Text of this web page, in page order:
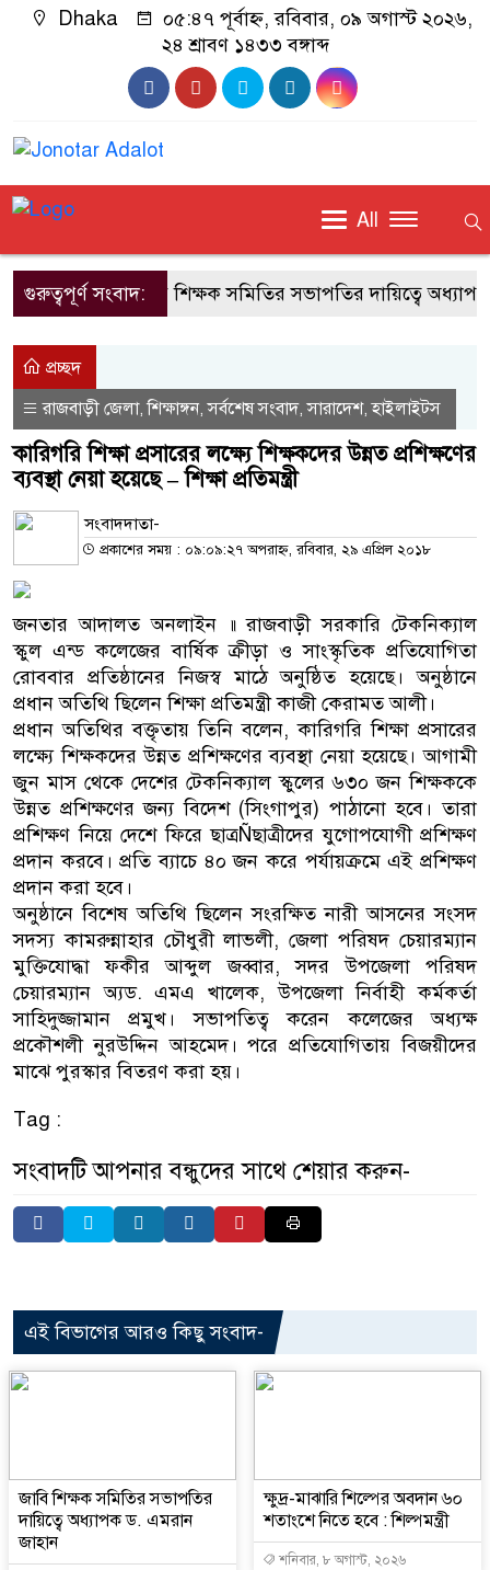
Dhaka
০৫:৪৭ পূর্বাহ্ন, রবিবার, ০৯ অগাস্ট ২০২৬,
২৪ শ্রাবণ ১৪৩৩ বঙ্গাব্দ
All
গুরুত্বপূর্ণ সংবাদ:জাবি শিক্ষক সমিতির সভাপতির দায়িত্বে অধ্যাপক
প্রচ্ছদ
রাজবাড়ী জেলা,শিক্ষাঙ্গন,সর্বশেষ সংবাদ,সারাদেশ,হাইলাইটস
কারিগরি শিক্ষা প্রসারের লক্ষ্যে শিক্ষকদের উন্নত প্রশিক্ষণের
ব্যবস্থা নেয়া হয়েছে – শিক্ষা প্রতিমন্ত্রী
সংবাদদাতা-
প্রকাশের সময় : ০৯:০৯:২৭ অপরাহ্ন, রবিবার, ২৯ এপ্রিল ২০১৮
জনতার আদালত অনলাইন ॥ রাজবাড়ী সরকারি টেকনিক্যাল
স্কুল এন্ড কলেজের বার্ষিক ক্রীড়া ও সাংস্কৃতিক প্রতিযোগিতা
রোববার প্রতিষ্ঠানের নিজস্ব মাঠে অনুষ্ঠিত হয়েছে। অনুষ্ঠানে
প্রধান অতিথি ছিলেন শিক্ষা প্রতিমন্ত্রী কাজী কেরামত আলী।
প্রধান অতিথির বক্তৃতায় তিনি বলেন, কারিগরি শিক্ষা প্রসারের
লক্ষ্যে শিক্ষকদের উন্নত প্রশিক্ষণের ব্যবস্থা নেয়া হয়েছে। আগামী
জুন মাস থেকে দেশের টেকনিক্যাল স্কুলের ৬৩০ জন শিক্ষককে
উন্নত প্রশিক্ষণের জন্য বিদেশ (সিংগাপুর) পাঠানো হবে। তারা
প্রশিক্ষণ নিয়ে দেশে ফিরে ছাত্রÑছাত্রীদের যুগোপযোগী প্রশিক্ষণ
প্রদান করবে। প্রতি ব্যাচে ৪০ জন করে পর্যায়ক্রমে এই প্রশিক্ষণ
প্রদান করা হবে।
অনুষ্ঠানে বিশেষ অতিথি ছিলেন সংরক্ষিত নারী আসনের সংসদ
সদস্য কামরুন্নাহার চৌধুরী লাভলী, জেলা পরিষদ চেয়ারম্যান
মুক্তিযোদ্ধা ফকীর আব্দুল জব্বার, সদর উপজেলা পরিষদ
চেয়ারম্যান অ্যড. এমএ খালেক, উপজেলা নির্বাহী কর্মকর্তা
সাহিদুজ্জামান প্রমুখ। সভাপতিত্ব করেন কলেজের অধ্যক্ষ
প্রকৌশলী নুরউদ্দিন আহমেদ। পরে প্রতিযোগিতায় বিজয়ীদের
মাঝে পুরস্কার বিতরণ করা হয়।
Tag :
সংবাদটি আপনার বন্ধুদের সাথে শেয়ার করুন-
এই বিভাগের আরও কিছু সংবাদ-
জাবি শিক্ষক সমিতির সভাপতির
দায়িত্বে অধ্যাপক ড. এমরান
জাহান
ক্ষুদ্র-মাঝারি শিল্পের অবদান ৬০
শতাংশে নিতে হবে : শিল্পমন্ত্রী
শনিবার, ৮ অগাস্ট, ২০২৬